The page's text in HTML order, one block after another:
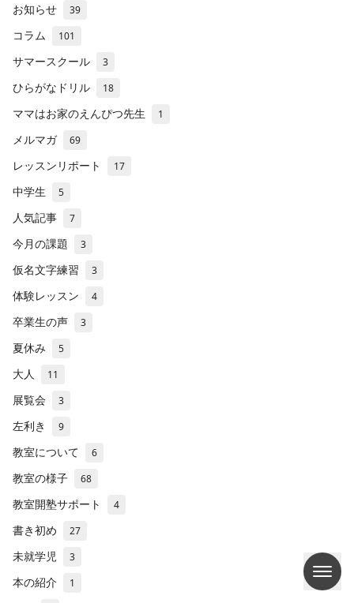
お知らせ 39
コラム 101
サマースクール 3
ひらがなドリル 18
ママはお家のえんぴつ先生 1
メルマガ 69
レッスンリポート 17
中学生 5
人気記事 7
今月の課題 3
仮名文字練習 3
体験レッスン 4
卒業生の声 3
夏休み 5
大人 11
展覧会 3
左利き 9
教室について 6
教室の様子 68
教室開塾サポート 4
書き初め 27
未就学児 3
本の紹介 1